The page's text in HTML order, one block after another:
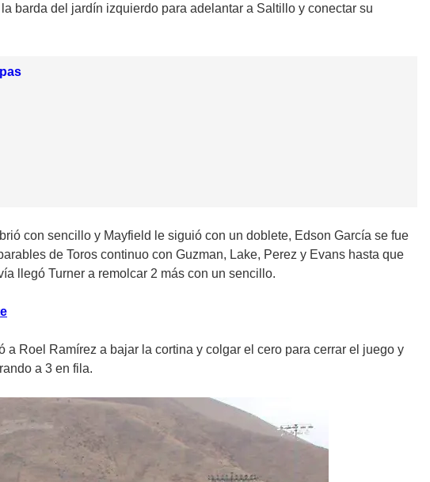
barda del jardín izquierdo para adelantar a Saltillo y conectar su
con sencillo y Mayfield le siguió con un doblete, Edson García se fue
de Toros continuo con Guzman, Lake, Perez y Evans hasta que
llegó Turner a remolcar 2 más con un sencillo.
Roel Ramírez a bajar la cortina y colgar el cero para cerrar el juego y
a 3 en fila.